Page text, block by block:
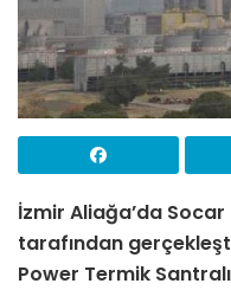
İzmir Aliağa’da Socar
tarafından
Power Termik